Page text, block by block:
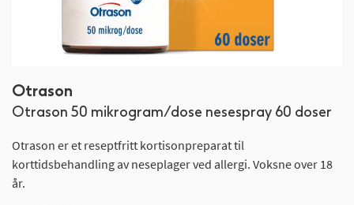
Otrason
Otrason 50 mikrogram/dose nesespray 60 doser
Otrason er et reseptfritt kortisonpreparat til
korttidsbehandling av neseplager ved allergi. Voksne over 18
år.
til
begynnelsen
bildegalleri